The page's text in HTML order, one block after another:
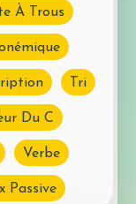
À Trous
Tri
Du C
Verbe
Passive